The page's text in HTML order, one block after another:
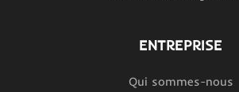
ENTREPRISE
Qui sommes-nous